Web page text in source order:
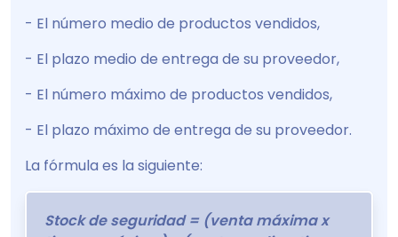
- El número medio de productos vendidos,
- El plazo medio de entrega de su proveedor,
- El número máximo de productos vendidos,
- El plazo máximo de entrega de su proveedor.
La fórmula es la siguiente:
Stock de seguridad = (venta máxima x